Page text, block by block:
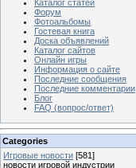
Каталог статей
Форум
Фотоальбомы
Гостевая книга
Доска объявлений
Каталог сайтов
Онлайн игры
Информация о сайте
Последние сообщения
Последние комментарии
Блог
FAQ (вопрос/ответ)
Categories
Игровые новости [581]
новости игровой индустрии